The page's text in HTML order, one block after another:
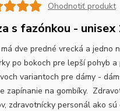
Ohodnotiť produkt
s fazónkou -
dve predné vrecká a jedno
po bokoch pre lepší pohyb
variantoch pre dámy -
zapínanie na gombíky.
zdravotnícky personál ako sú